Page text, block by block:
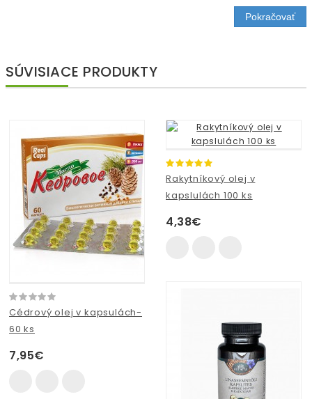
Pokračovať
SÚVISIACE PRODUKTY
Cédrový olej v kapsulách-
60 ks
7,95€
Rakytníkový olej v
kapslulách 100 ks
4,38€